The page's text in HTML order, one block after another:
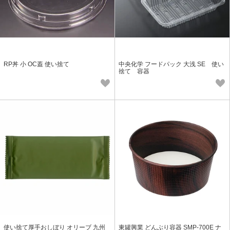
RP丼 小 OC蓋 使い捨て
中央化学 フードパック 大浅 SE 使い
捨て 容器
使い捨て厚手おしぼり オリーブ 九州 東罐興業 どんぶり容器 SMP-700E ナ